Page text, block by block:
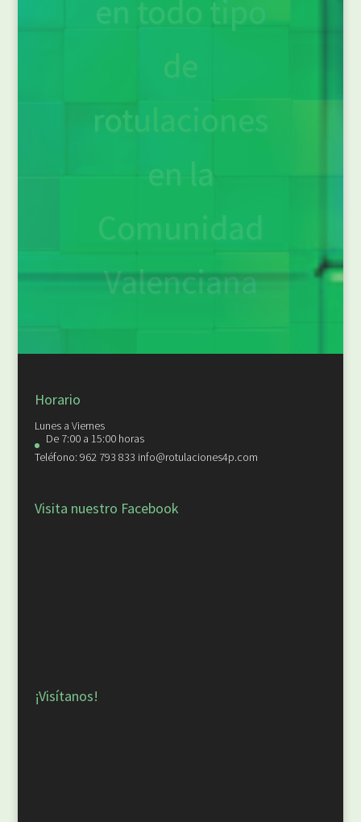
de negocios
en Valencia
con rótulos
corpóreos y
luminosos
Horario
Lunes a Viernes
De 7:00 a 15:00 horas
Teléfono: 962 793 833 info@rotulaciones4p.com
Visita nuestro Facebook
¡Visítanos!